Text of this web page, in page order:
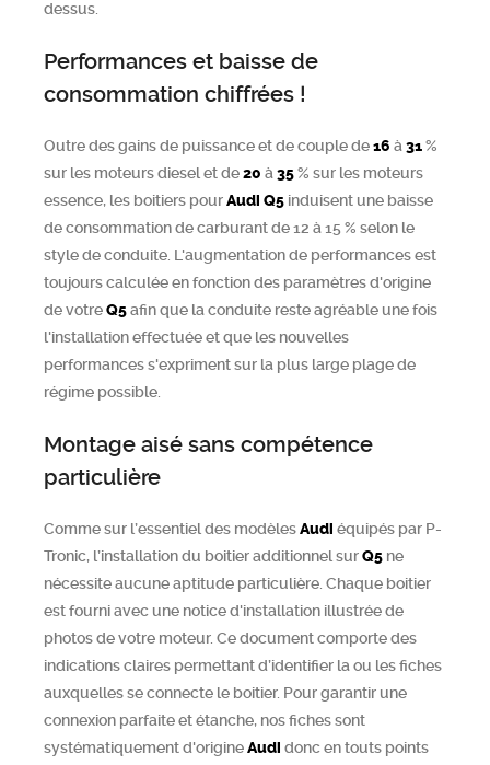
dessus.
Performances et baisse de
consommation chiffrées !
Outre des gains de puissance et de couple de16 à 31%
sur les moteurs diesel et de20 à 35% sur les moteurs
essence, les boitiers pourAudi Q5 induisent une baisse
de consommation de carburant de 12 à 15 % selon le
style de conduite. L'augmentation de performances est
toujours calculée en fonction des paramètres d'origine
de votreQ5afin que la conduite reste agréable une fois
l'installation effectuée et que les nouvelles
performances s'expriment sur la plus large plage de
régime possible.
Montage aisé sans compétence
particulière
Comme sur l’essentiel des modèlesAudi équipés par P-
Tronic, l’installation du boitier additionnel surQ5 ne
nécessite aucune aptitude particulière. Chaque boitier
est fourni avec une notice d'installation illustrée de
photos de votre moteur. Ce document comporte des
indications claires permettant d’identifier la ou les fiches
auxquelles se connecte le boitier. Pour garantir une
connexion parfaite et étanche, nos fiches sont
systématiquement d'origineAudi donc en touts points